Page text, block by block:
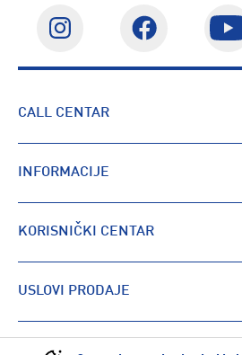
CALL CENTAR
INFORMACIJE
KORISNIČKI CENTAR
USLOVI PRODAJE
PRONAĐI RADNJU